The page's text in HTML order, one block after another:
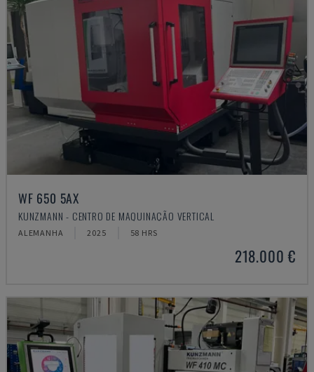
WF 650 5AX
KUNZMANN - CENTRO DE MAQUINAÇÃO VERTICAL
ALEMANHA 2025 58 HRS
218.000 €